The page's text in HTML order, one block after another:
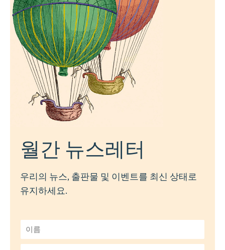
월간 뉴스레터
우리의 뉴스, 출판물 및 이벤트를 최신 상태로
유지하세요.
름
*